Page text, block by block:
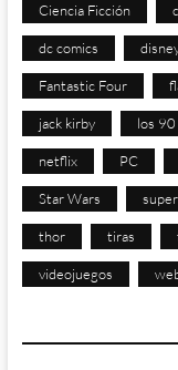
Ciencia Ficción
dc comics
Fantastic Four
jack kirby los 90
netflix PC
Star Wars
thor tiras
videojuegos